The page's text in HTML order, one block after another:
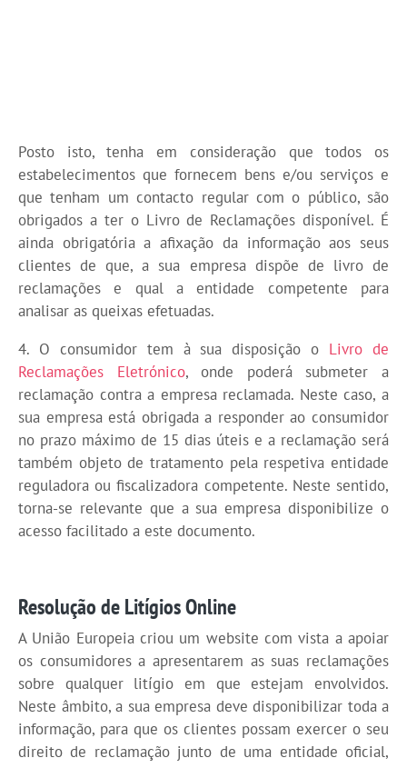
Posto isto, tenha em consideração que todos os
estabelecimentos que fornecem bens e/ou serviços e
que tenham um contacto regular com o público, são
obrigados a ter o Livro de Reclamações disponível. É
ainda obrigatória a afixação da informação aos seus
clientes de que, a sua empresa dispõe de livro de
reclamações e qual a entidade competente para
analisar as queixas efetuadas.
4. O consumidor tem à sua disposição o Livro de
Reclamações Eletrónico, onde poderá submeter a
reclamação contra a empresa reclamada. Neste caso, a
sua empresa está obrigada a responder ao consumidor
no prazo máximo de 15 dias úteis e a reclamação será
também objeto de tratamento pela respetiva entidade
reguladora ou fiscalizadora competente. Neste sentido,
torna-se relevante que a sua empresa disponibilize o
acesso facilitado a este documento.
Resolução de Litígios Online
A União Europeia criou um website com vista a apoiar
os consumidores a apresentarem as suas reclamações
sobre qualquer litígio em que estejam envolvidos.
Neste âmbito, a sua empresa deve disponibilizar toda a
informação, para que os clientes possam exercer o seu
direito de reclamação junto de uma entidade oficial,